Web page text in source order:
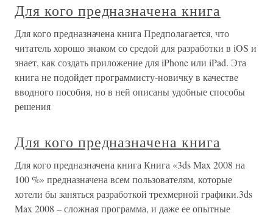
Для кого предназначена книга
Для кого предназначена книга Предполагается, что
читатель хорошо знаком со средой для разработки в iOS и
знает, как создать приложение для iPhone или iPad. Эта
книга не подойдет программисту-новичку в качестве
вводного пособия, но в ней описаны удобные способы
решения
Для кого предназначена книга
Для кого предназначена книга Книга «3ds Max 2008 на
100 %» предназначена всем пользователям, которые
хотели бы заняться разработкой трехмерной графики.3ds
Max 2008 – сложная программа, и даже ее опытные